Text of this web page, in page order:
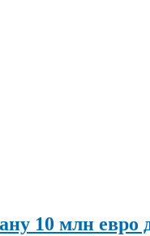
10 млн евро